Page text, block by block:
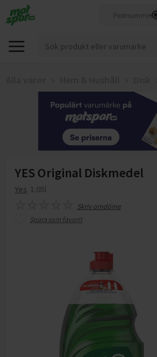
YES Original Diskmedel
Yes 1.05l
Skriv omdöme
Spara som favorit